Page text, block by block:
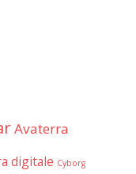
Avaterra
digitale Cyborg